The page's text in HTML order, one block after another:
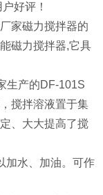
评！
家磁力搅拌器的
能磁力搅拌器,它具
生产的DF-101S
，搅拌溶液置于集
、大大提高了搅
水、加油。可作